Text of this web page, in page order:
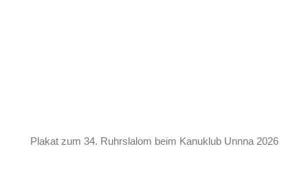
Plakat zum 34. Ruhrslalom beim Kanuklub Unnna 2026